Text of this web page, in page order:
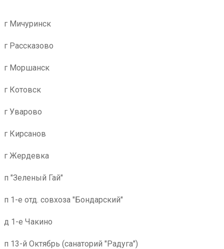
г Мичуринск
г Рассказово
г Моршанск
г Котовск
г Уварово
г Кирсанов
г Жердевка
п "Зеленый Гай"
п 1-е отд. совхоза "Бондарский"
д 1-е Чакино
п 13-й Октябрь (санаторий "Радуга")